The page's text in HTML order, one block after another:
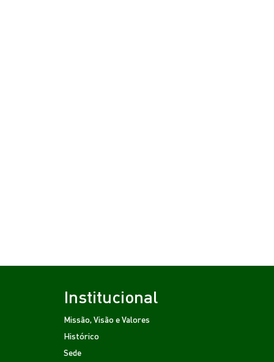
Institucional
Missão, Visão e Valores
Histórico
Sede